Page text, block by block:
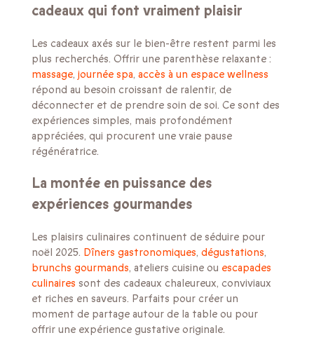
cadeaux qui font vraiment plaisir
Les cadeaux axés sur le bien-être restent parmi les
plus recherchés. Offrir une parenthèse relaxante :
massage, journée spa, accès à un espace wellness
répond au besoin croissant de ralentir, de
déconnecter et de prendre soin de soi. Ce sont des
expériences simples, mais profondément
appréciées, qui procurent une vraie pause
régénératrice.
La montée en puissance des
expériences gourmandes
Les plaisirs culinaires continuent de séduire pour
noël 2025. Dîners gastronomiques, dégustations,
brunchs gourmands, ateliers cuisine ou escapades
culinaires sont des cadeaux chaleureux, conviviaux
et riches en saveurs. Parfaits pour créer un
moment de partage autour de la table ou pour
offrir une expérience gustative originale.